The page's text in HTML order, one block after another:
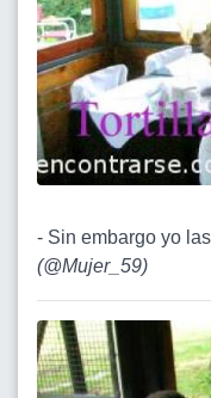
- Sin embargo yo
(@Mujer_59)